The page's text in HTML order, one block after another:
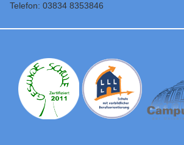
Telefon: 03834 8353846